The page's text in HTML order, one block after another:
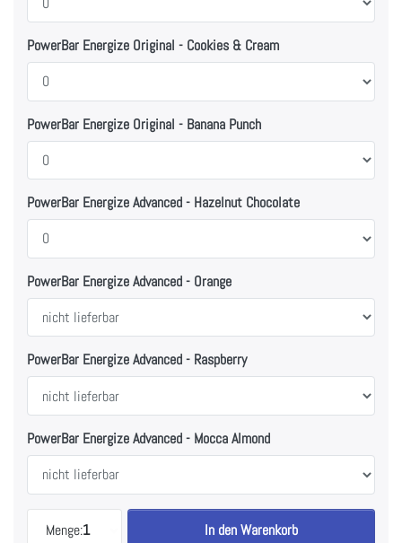
PowerBar Energize Original - Cookies & Cream
PowerBar Energize Original - Banana Punch
PowerBar Energize Advanced - Hazelnut Chocolate
PowerBar Energize Advanced - Orange
PowerBar Energize Advanced - Raspberry
PowerBar Energize Advanced - Mocca Almond
Menge:1
12x PowerBar Energize - MIX (Original &
In den Warenkorb